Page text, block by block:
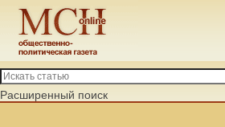
Расширенный поиск